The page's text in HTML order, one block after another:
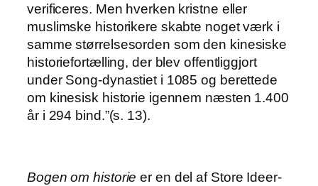
verificeres. Men hverken kristne eller
muslimske historikere skabte noget værk i
samme størrelsesorden som den kinesiske
historiefortælling, der blev offentliggjort
under Song-dynastiet i 1085 og berettede
om kinesisk historie igennem næsten 1.400
år i 294 bind.”(s. 13).
Bogen om historieer en del af Store Ideer-